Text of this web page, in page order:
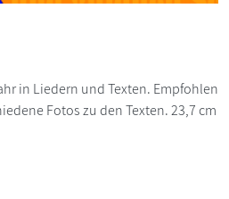
in Liedern und Texten. Empfohlen
Fotos zu den Texten. 23,7 cm